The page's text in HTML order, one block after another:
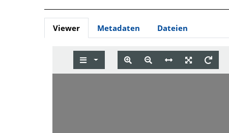
Viewer Metadaten Dateien